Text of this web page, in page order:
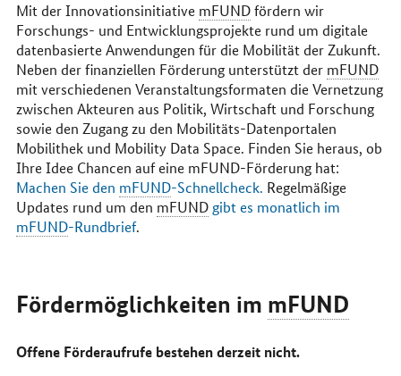
Mit der Innovationsinitiative mFUNDfördern wir
Forschungs- und Entwicklungsprojekte rund um digitale
datenbasierte Anwendungen für die Mobilität der Zukunft.
Neben der finanziellen Förderung unterstützt der mFUND
mit verschiedenen Veranstaltungsformaten die Vernetzung
zwischen Akteuren aus Politik, Wirtschaft und Forschung
sowie den Zugang zu den Mobilitäts-Datenportalen
Mobilithek und Mobility Data Space. Finden Sie heraus, ob
Ihre Idee Chancen auf eine mFUND-Förderung hat:
Machen Sie den mFUND-Schnellcheck. Regelmäßige
Updates rund um den mFUND gibt es monatlich im
mFUND-Rundbrief.
Fördermöglichkeiten im mFUND
Offene Förderaufrufe bestehen derzeit nicht.